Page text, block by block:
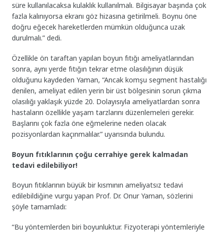
süre kullanılacaksa kulaklık kullanılmalı. Bilgisayar başında çok
fazla kalınıyorsa ekranı göz hizasına getirilmeli. Boynu öne
doğru eğecek hareketlerden mümkün olduğunca uzak
durulmalı.” dedi.
Özellikle ön taraftan yapılan boyun fıtığı ameliyatlarından
sonra, aynı yerde fıtığın tekrar etme olasılığının düşük
olduğunu kaydeden Yaman, “Ancak komşu segment hastalığı
denilen, ameliyat edilen yerin bir üst bölgesinin sorun çıkma
olasılığı yaklaşık yüzde 20. Dolayısıyla ameliyatlardan sonra
hastaların özellikle yaşam tarzlarını düzenlemeleri gerekir.
Başlarını çok fazla öne eğmelerine neden olacak
pozisyonlardan kaçınmalılar.” uyarısında bulundu.
Boyun fıtıklarının çoğu cerrahiye gerek kalmadan
tedavi edilebiliyor!
Boyun fıtıklarının büyük bir kısmının ameliyatsız tedavi
edilebildiğine vurgu yapan Prof. Dr. Onur Yaman, sözlerini
şöyle tamamladı:
“Bu yöntemlerden biri boyunluktur. Fizyoterapi yöntemleriyle